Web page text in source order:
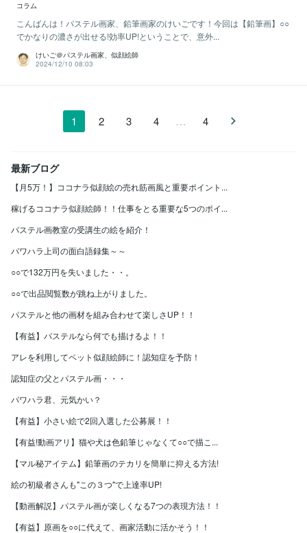
コラム
こんばんは！パステル画家、鉛筆画家のけいごです！今回は【鉛筆画】○○
でかなりの濃さが出せる!効率UP!ということで、意外...
けいご＠パステル画家、似顔絵師
2024/12/10 08:03
1 2 3 4 … 4
最新ブログ
【月5万！】ココナラ似顔絵の売れ筋画風と重要ポイント...
稼げるココナラ似顔絵師！！仕事をとる重要な5つのポイ...
パステル画教室の受講生の絵を紹介！
パワハラ上司の面白語録集～～
○○で132万円を失いました・・。
○○で出品閲覧数が跳ね上がりました。
パステルと他の画材を組み合わせて楽しさUP！！
【有益】パステルなら何でも描けるよ！！
アレを利用してペット似顔絵師に！認知症を予防！
認知症の父とパステル画・・・
パワハラ君、元気かい？
【有益】小さい絵で2回入選した公募展！！
【有益!動画アリ】猫や犬は色鉛筆じゃなくて○○で描こ...
【マル秘アイテム】鉛筆画のテカリを簡単に抑える方法!
絵の初級者さんも"この３つ"で上達率UP!
【動画解説】パステル画が楽しくなる7つの表現方法！！
【有益】原画を○○に代えて、画家活動に活かそう！！